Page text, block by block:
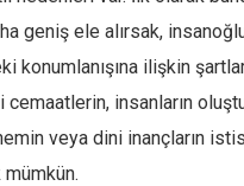
geniş ele alırsak,
konumlanışına ilişkin
cemaatlerin, insanların
veya dini inançların